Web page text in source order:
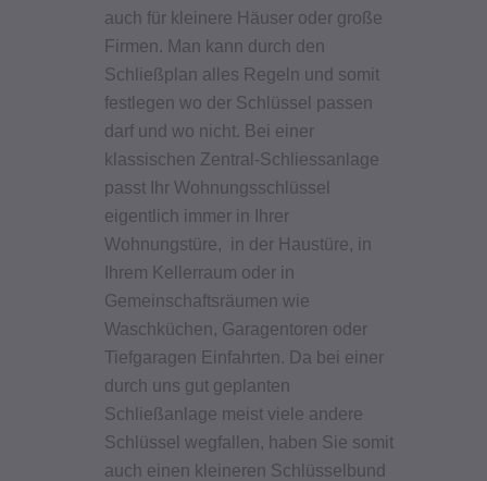
auch für kleinere Häuser oder große
Firmen. Man kann durch den
Schließplan alles Regeln und somit
festlegen wo der Schlüssel passen
darf und wo nicht. Bei einer
klassischen Zentral-Schliessanlage
passt Ihr Wohnungsschlüssel
eigentlich immer in Ihrer
Wohnungstüre, in der Haustüre, in
Ihrem Kellerraum oder in
Gemeinschaftsräumen wie
Waschküchen, Garagentoren oder
Tiefgaragen Einfahrten. Da bei einer
durch uns gut geplanten
Schließanlage meist viele andere
Schlüssel wegfallen, haben Sie somit
auch einen kleineren Schlüsselbund